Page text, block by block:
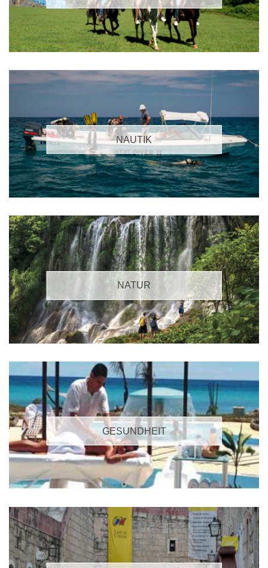
NAUTIK
NATUR
GESUNDHEIT